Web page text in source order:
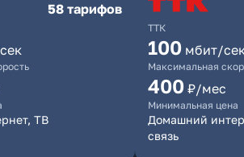
58 тарифов
ТВ
ТТК
100 мбит/
Максимальная
400 ₽/мес
Минимальная цена
Домашний
связь